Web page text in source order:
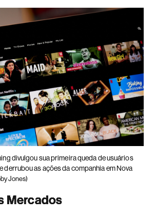
divulgou sua primeira queda de usuários
derrubou as ações da companhia em Nova
Jones)
Mercados